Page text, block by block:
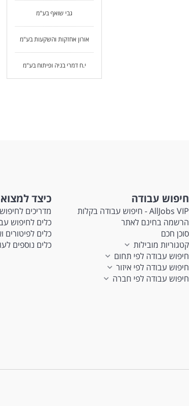
גבי שואף בע"מ
אורון אחזקות והשקעות בע"מ
י.ח דמרי בניה ופיתוח בע"מ
חיפוש עבודה
AllJobs VIP - חיפוש עבודה בקלות
הרשמה בחינם לאתר
סוכן חכם
קטגוריות מובילות
חיפוש עבודה לפי תחום
חיפוש עבודה לפי איזור
חיפוש עבודה לפי חברה
כיצד
מדריכים
כלים לחיפוש
כלים לפיטורים
כלים נוספים